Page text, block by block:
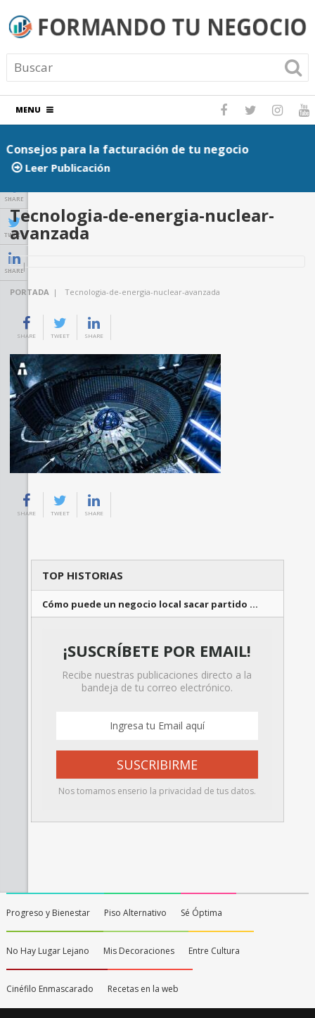
MENU
Consejos para la facturación de tu negocio
Leer Publicación
SHARE
TWEET
SHARE
Tecnologia-de-energia-nuclear-
avanzada
PORTADA | Tecnologia-de-energia-nuclear-avanzada
SHARE TWEET SHARE
SHARE TWEET SHARE
TOP HISTORIAS
Cómo puede un negocio local sacar partido …
¡SUSCRÍBETE POR EMAIL!
Recibe nuestras publicaciones directo a la
bandeja de tu correo electrónico.
Nos tomamos enserio la privacidad de tus datos.
Progreso y Bienestar Piso Alternativo Sé Óptima
No Hay Lugar Lejano Mis Decoraciones Entre Cultura
Cinéfilo Enmascarado Recetas en la web